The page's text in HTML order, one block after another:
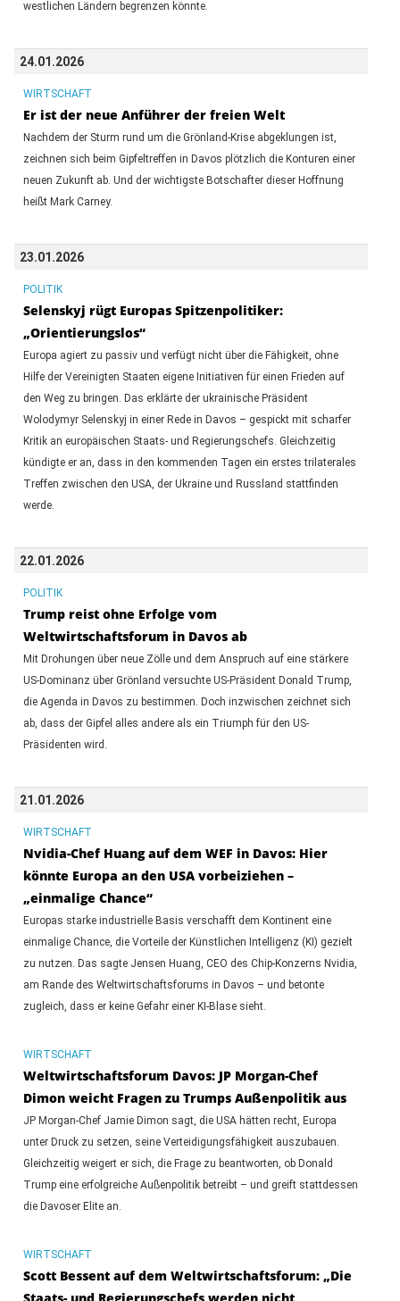
westlichen Ländern begrenzen könnte.
24.01.2026
WIRTSCHAFT
Er ist der neue Anführer der freien Welt
Nachdem der Sturm rund um die Grönland-Krise abgeklungen ist,
zeichnen sich beim Gipfeltreffen in Davos plötzlich die Konturen einer
neuen Zukunft ab. Und der wichtigste Botschafter dieser Hoffnung
heißt Mark Carney.
23.01.2026
POLITIK
Selenskyj rügt Europas Spitzenpolitiker:
„Orientierungslos“
Europa agiert zu passiv und verfügt nicht über die Fähigkeit, ohne
Hilfe der Vereinigten Staaten eigene Initiativen für einen Frieden auf
den Weg zu bringen. Das erklärte der ukrainische Präsident
Wolodymyr Selenskyj in einer Rede in Davos – gespickt mit scharfer
Kritik an europäischen Staats- und Regierungschefs. Gleichzeitig
kündigte er an, dass in den kommenden Tagen ein erstes trilaterales
Treffen zwischen den USA, der Ukraine und Russland stattfinden
werde.
22.01.2026
POLITIK
Trump reist ohne Erfolge vom
Weltwirtschaftsforum in Davos ab
Mit Drohungen über neue Zölle und dem Anspruch auf eine stärkere
US-Dominanz über Grönland versuchte US-Präsident Donald Trump,
die Agenda in Davos zu bestimmen. Doch inzwischen zeichnet sich
ab, dass der Gipfel alles andere als ein Triumph für den US-
Präsidenten wird.
21.01.2026
WIRTSCHAFT
Nvidia-Chef Huang auf dem WEF in Davos: Hier
könnte Europa an den USA vorbeiziehen –
„einmalige Chance“
Europas starke industrielle Basis verschafft dem Kontinent eine
einmalige Chance, die Vorteile der Künstlichen Intelligenz (KI) gezielt
zu nutzen. Das sagte Jensen Huang, CEO des Chip-Konzerns Nvidia,
am Rande des Weltwirtschaftsforums in Davos – und betonte
zugleich, dass er keine Gefahr einer KI-Blase sieht.
WIRTSCHAFT
Weltwirtschaftsforum Davos: JP Morgan-Chef
Dimon weicht Fragen zu Trumps Außenpolitik aus
JP Morgan-Chef Jamie Dimon sagt, die USA hätten recht, Europa
unter Druck zu setzen, seine Verteidigungsfähigkeit auszubauen.
Gleichzeitig weigert er sich, die Frage zu beantworten, ob Donald
Trump eine erfolgreiche Außenpolitik betreibt – und greift stattdessen
die Davoser Elite an.
WIRTSCHAFT
Scott Bessent auf dem Weltwirtschaftsforum: „Die